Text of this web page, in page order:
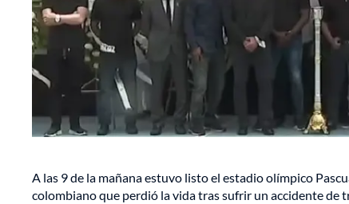
A las 9 de la mañana estuvo listo el estadio olímpico
colombiano que perdió la vida tras sufrir un accidente de